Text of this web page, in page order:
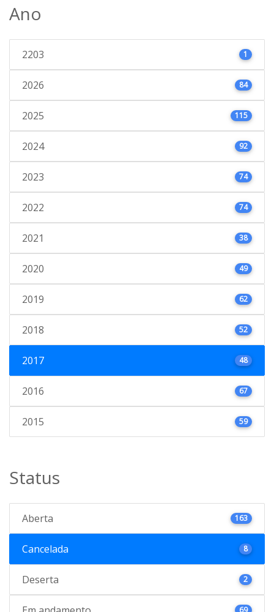
Ano
2203 1
2026 84
2025 115
2024 92
2023 74
2022 74
2021 38
2020 49
2019 62
2018 52
2017 48
2016 67
2015 59
Status
Aberta 163
Cancelada 8
Deserta 2
69